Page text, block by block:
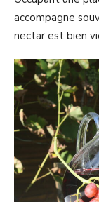
accompagne
nectar est bien